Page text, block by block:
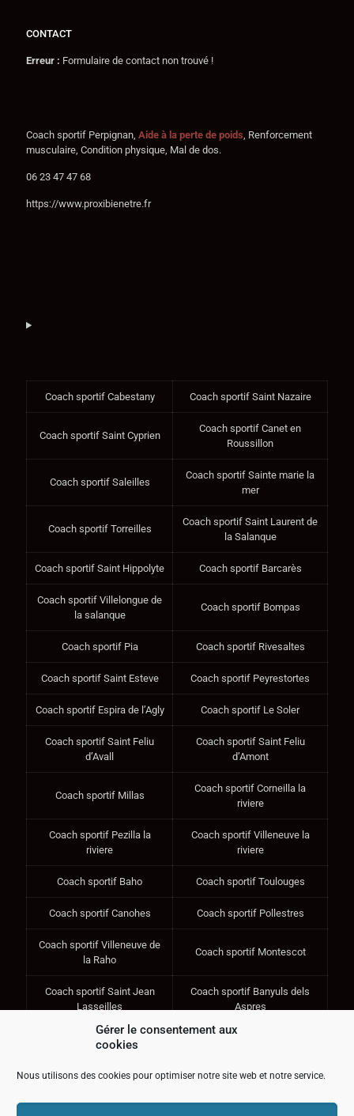
Gérer le consentement aux
cookies
Nous utilisons des cookies pour optimiser notre site web et notre service.
CONTACT
Erreur : Formulaire de contact non trouvé !
Coach sportif Perpignan, Aide à la perte de poids , Renforcement
musculaire, Condition physique, Mal de dos.
06 23 47 47 68
https://www.proxibienetre.fr
Coach sportif Cabestany Coach sportif Saint Nazaire
Coach sportif Saint Cyprien
Coach sportif Canet en
Roussillon
Coach sportif Saleilles
Coach sportif Sainte marie la
mer
Coach sportif Torreilles
Coach sportif Saint Laurent de
la Salanque
Coach sportif Saint Hippolyte Coach sportif Barcarès
Coach sportif Villelongue de
la salanque
Coach sportif Bompas
Coach sportif Pia Coach sportif Rivesaltes
Coach sportif Saint Esteve Coach sportif Peyrestortes
Coach sportif Espira de l’Agly Coach sportif Le Soler
Coach sportif Saint Feliu
d’Avall
Coach sportif Saint Feliu
d’Amont
Coach sportif Millas
Coach sportif Corneilla la
riviere
Coach sportif Pezilla la
riviere
Coach sportif Villeneuve la
riviere
Coach sportif Baho Coach sportif Toulouges
Coach sportif Canohes Coach sportif Pollestres
Coach sportif Villeneuve de
la Raho
Coach sportif Montescot
Coach sportif Saint Jean
Lasseilles
Coach sportif Banyuls dels
Aspres
Coach sportif Ponteilla Coach sportif Thuir
Coach sportif Bages
Coach sportif Corneilla del